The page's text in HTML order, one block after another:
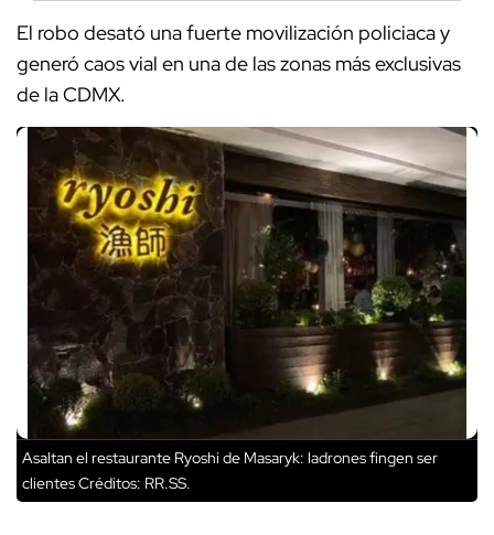
El robo desató una fuerte movilización policiaca y
generó caos vial en una de las zonas más exclusivas
de la CDMX.
Asaltan el restaurante Ryoshi de Masaryk: ladrones fingen ser
clientesCréditos: RR.SS.